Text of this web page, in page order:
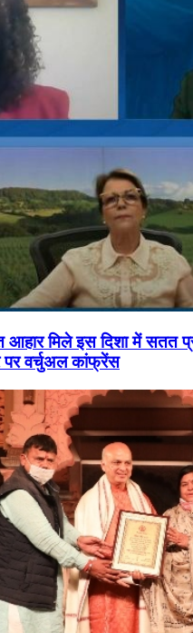
आहार मिले इस दिशा में सतत
पर वर्चुअल कांफ्रेंस